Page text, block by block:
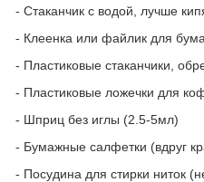
- Стаканчик с водой, лучше
- Клеенка или файлик для
- Пластиковые стаканчики,
- Пластиковые ложечки для
- Шприц без иглы (2.5-5мл)
- Бумажные салфетки (вдруг
- Посудина для стирки ниток